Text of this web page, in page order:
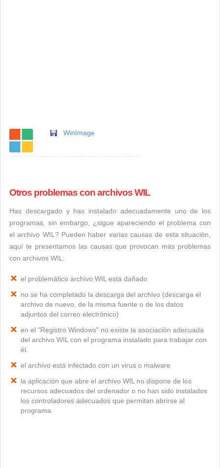
WinImage
Otros problemas con archivos WIL
Has descargado y has instalado adecuadamente uno de los
programas, sin embargo, ¿sigue apareciendo el problema con
el archivo WIL? Pueden haber varias causas de esta situación,
aquí te presentamos las causas que provocan más problemas
con archivos WIL:
el problemático archivo WIL está dañado
no se ha completado la descarga del archivo (descarga el
archivo de nuevo, de la misma fuente o de los datos
adjuntos del correo electrónico)
en el "Registro Windows" no existe la asociación adecuada
del archivo WIL con el programa instalado para trabajar con
él.
el archivo está infectado con un virus o malware
la aplicación que abre el archivo WIL no dispone de los
recursos adecuados del ordenador o no han sido instalados
los controladores adecuados que permitan abrirse al
programa.